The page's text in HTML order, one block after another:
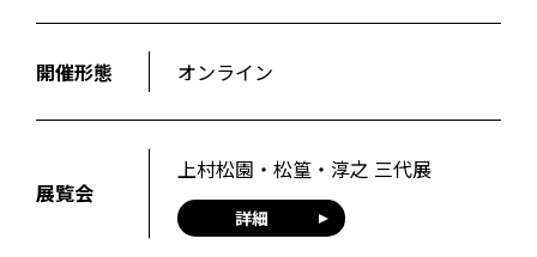
開催形態 オンライン
展覧会
上村松園・松篁・淳之 三代展
詳細